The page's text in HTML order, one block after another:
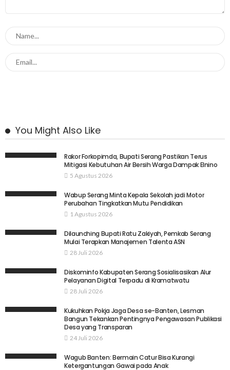
You Might Also Like
Rakor Forkopimda, Bupati Serang Pastikan Terus
Mitigasi Kebutuhan Air Bersih Warga Dampak Elnino
5 Agustus 2026
Wabup Serang Minta Kepala Sekolah jadi Motor
Perubahan Tingkatkan Mutu Pendidikan
1 Agustus 2026
Dilaunching Bupati Ratu Zakiyah, Pemkab Serang
Mulai Terapkan Manajemen Talenta ASN
28 Juli 2026
Diskominfo Kabupaten Serang Sosialisasikan Alur
Pelayanan Digital Terpadu di Kramatwatu
28 Juli 2026
Kukuhkan Pokja Jaga Desa se-Banten, Lesman
Bangun Tekankan Pentingnya Pengawasan Publikasi
Desa yang Transparan
24 Juli 2026
Wagub Banten: Bermain Catur Bisa Kurangi
Ketergantungan Gawai pada Anak